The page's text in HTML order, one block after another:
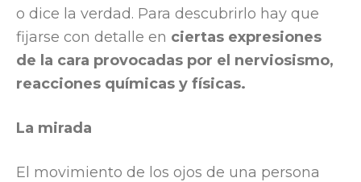
o dice la verdad. Para descubrirlo hay que
fijarse con detalle en ciertas expresiones
de la cara provocadas por el nerviosismo,
reacciones químicas y físicas.
La mirada
El movimiento de los ojos de una persona